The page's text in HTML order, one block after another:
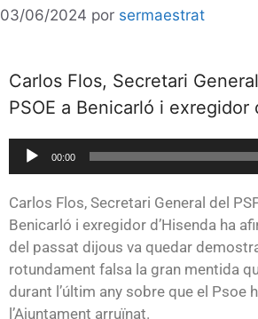
03/06/2024 por sermaestrat
Carlos Flos, Secretari
PSOE a Benicarló i exregidor
Reproductor
de
audio
00:00
Carlos Flos, Secretari General del
Benicarló i exregidor d’Hisenda ha
del passat dijous va quedar
rotundament falsa la gran mentida
durant l’últim any sobre que el Psoe
l’Ajuntament arruïnat.